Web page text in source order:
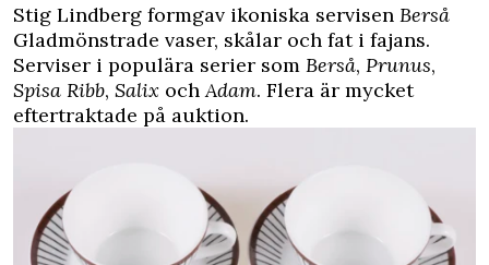
Stig Lindberg formgav ikoniska servisen Berså
Gladmönstrade vaser, skålar och fat i fajans.
Serviser i populära serier som Berså, Prunus,
Spisa Ribb, Salix ochAdam. Flera är mycket
eftertraktade på auktion.